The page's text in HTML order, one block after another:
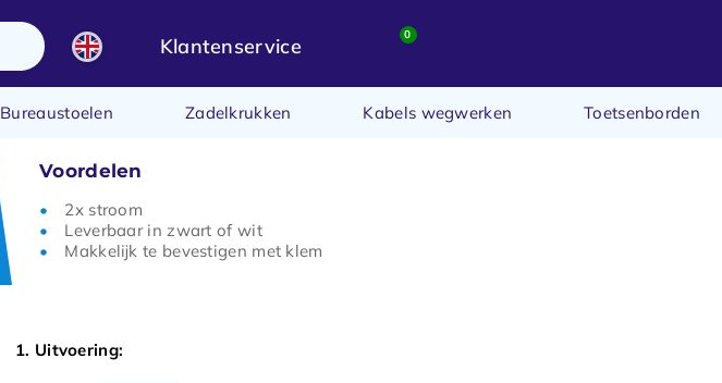
Klantenservice 0
Bureaustoelen Zadelkrukken Kabels wegwerken Toetsenborden
Voordelen
2x stroom
Leverbaar in zwart of wit
Makkelijk te bevestigen met klem
1. Uitvoering: